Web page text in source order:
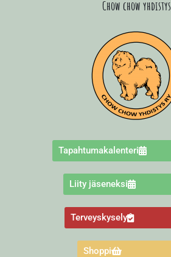
Chow chow yhdistys
Tapahtumakalenteri
Liity jäseneksi
Terveyskysely
Shoppi